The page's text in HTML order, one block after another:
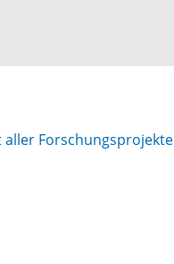
Forschungsprojekte